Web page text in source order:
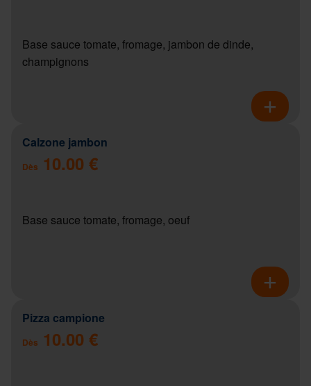
Base sauce tomate, fromage, jambon de dinde,
champignons
Calzone jambon
Dès 10.00 €
Base sauce tomate, fromage, oeuf
Pizza campione
Dès 10.00 €